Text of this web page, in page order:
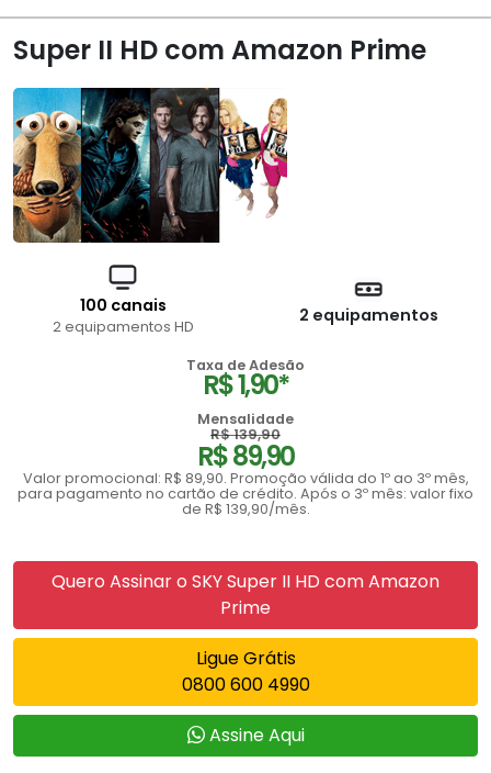
Super II HD com Amazon Prime
100 canais
2 equipamentos HD
2 equipamentos
Taxa de Adesão
R$ 1,90*
Mensalidade
R$ 139,90
R$ 89,90
Valor promocional: R$ 89,90. Promoção válida do 1º ao 3º mês,
para pagamento no cartão de crédito. Após o 3º mês: valor fixo
de R$ 139,90/mês.
Quero Assinar o SKY Super II HD com Amazon
Prime
Ligue Grátis
0800 600 4990
Assine Aqui